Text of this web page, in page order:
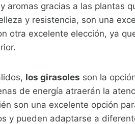
aromas gracias a las plantas
y resistencia, son una
otra excelente elección, ya
los girasoles son la
de energía atraerán la
son una excelente opción
y pueden adaptarse a